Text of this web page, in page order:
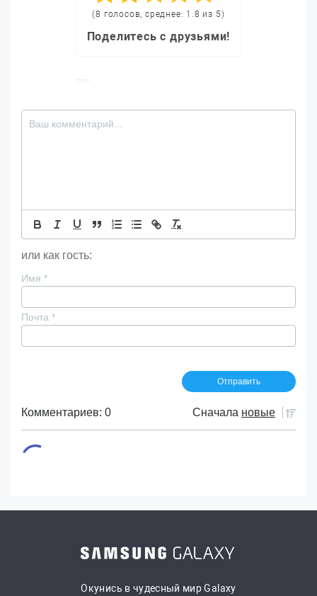
(8 голосов, среднее: 1.8 из 5)
Поделитесь с друзьями!
или как гость:
Имя *
Почта *
Комментариев: 0 Сначала новые
Окунись в чудесный мир Galaxy